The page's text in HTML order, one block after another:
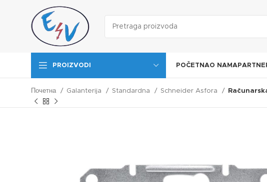
PROIZVODI POČETNAO NAMA
Почетна Galanterija Standardna Schneider Asfora